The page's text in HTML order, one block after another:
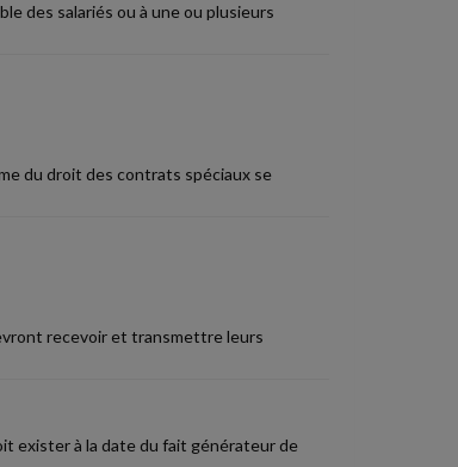
des salariés ou à une ou plusieurs
du droit des contrats spéciaux se
recevoir et transmettre leurs
exister à la date du fait générateur de